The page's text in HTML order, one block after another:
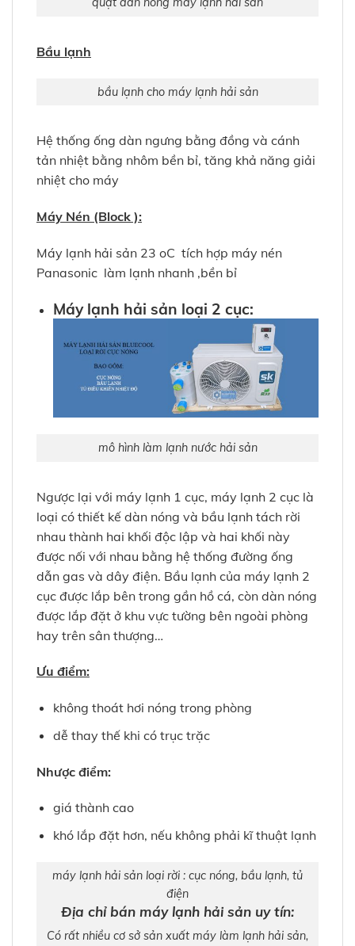
Bầu lạnh
bầu lạnh cho máy lạnh hải sản
Hệ thống ống dàn ngưng bằng đồng và cánh
tản nhiệt bằng nhôm bền bỉ, tăng khả năng giải
nhiệt cho máy
Máy Nén (Block ):
Máy lạnh hải sản 23 oC tích hợp máy nén
Panasonic làm lạnh nhanh ,bền bỉ
Máy lạnh hải sản loại 2 cục:
mô hình làm lạnh nước hải sản
Ngược lại với máy lạnh 1 cục, máy lạnh 2 cục là
loại có thiết kế dàn nóng và bầu lạnh tách rời
nhau thành hai khối độc lập và hai khối này
được nối với nhau bằng hệ thống đường ống
dẫn gas và dây điện. Bầu lạnh của máy lạnh 2
cục được lắp bên trong gần hồ cá, còn dàn nóng
được lắp đặt ở khu vực tường bên ngoài phòng
hay trên sân thượng…
Ưu điểm:
không thoát hơi nóng trong phòng
dễ thay thế khi có trục trặc
Nhược điểm:
giá thành cao
khó lắp đặt hơn, nếu không phải kĩ thuật lạnh
máy lạnh hải sản loại rời : cục nóng, bầu lạnh, tủ
điện
Địa chỉ bán máy lạnh hải sản uy tín:
Có rất nhiều cơ sở sản xuất máy làm lạnh hải sản,